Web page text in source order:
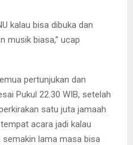
kalau bisa dibuka dan
musik biasa,” ucap
pertunjukan dan
Pukul 22.30 WIB, setelah
satu juta jamaah
acara jadi kalau
semakin lama masa bisa